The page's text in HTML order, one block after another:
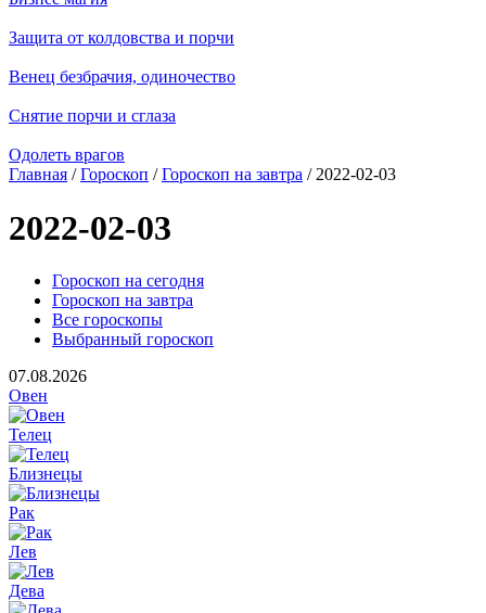
Защита от колдовства и порчи
Венец безбрачия, одиночество
Снятие порчи и сглаза
Одолеть врагов
Главная /Гороскоп /Гороскоп на завтра / 2022-02-03
2022-02-03
Гороскоп на сегодня
Гороскоп на завтра
Все гороскопы
Выбранный гороскоп
07.08.2026
Овен
Телец
Близнецы
Рак
Лев
Дева